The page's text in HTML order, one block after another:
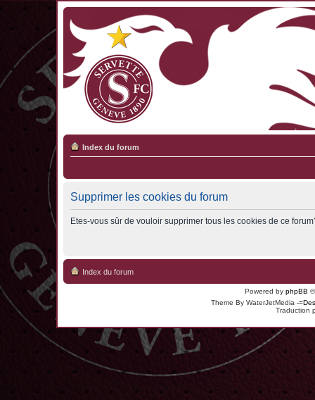
Index du forum
Supprimer les cookies du forum
Etes-vous sûr de vouloir supprimer tous les cookies de ce
Index du forum
Powered by phpBB
Theme By WaterJetMedia -
Traduction